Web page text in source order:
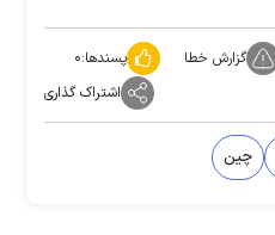
گزارش خطا پسندها:۰
اشتراک گذاری
چین